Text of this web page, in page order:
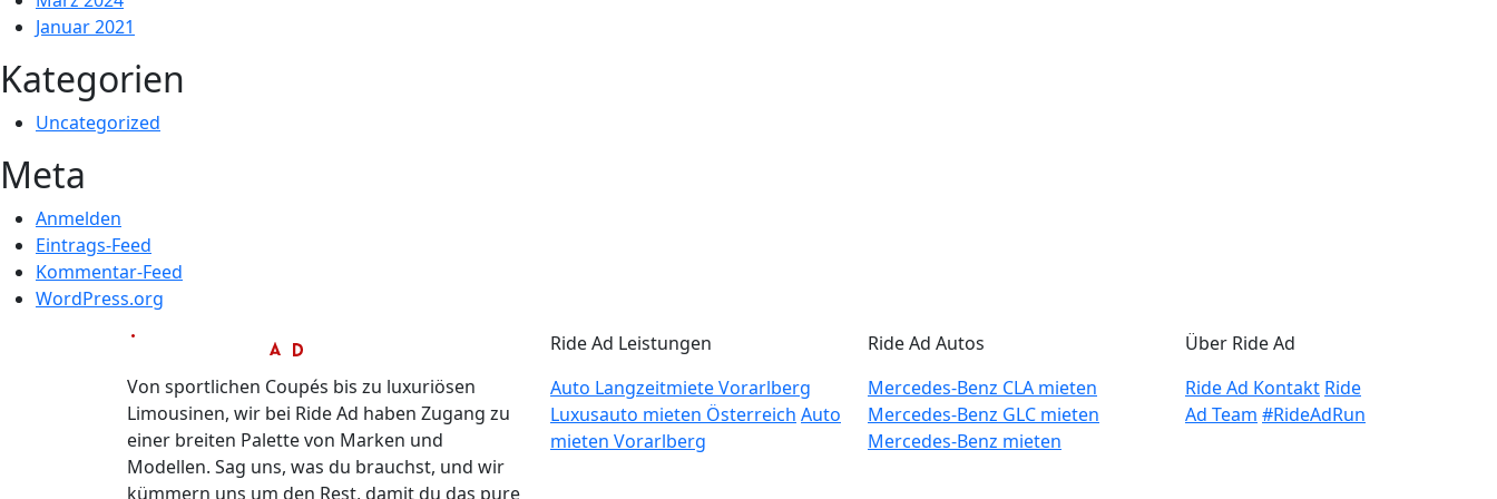
Januar 2021
Kategorien
Uncategorized
Meta
Anmelden
Eintrags-Feed
Kommentar-Feed
WordPress.org
Von sportlichen Coupés bis zu luxuriösen
Limousinen, wir bei Ride Ad haben Zugang zu
einer breiten Palette von Marken und
Modellen. Sag uns, was du brauchst, und wir
kümmern uns um den Rest, damit du das pure
Ride Ad Leistungen
Auto Langzeitmiete Vorarlberg
Luxusauto mieten Österreich Auto
mieten Vorarlberg
Ride Ad Autos
Mercedes-Benz CLA mieten
Mercedes-Benz GLC mieten
Mercedes-Benz mieten
Über Ride Ad
Ride Ad Kontakt Ride
Ad Team #RideAdRun